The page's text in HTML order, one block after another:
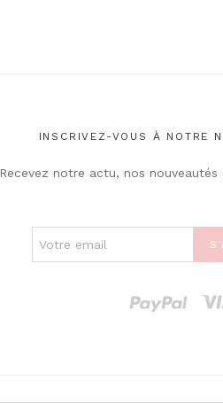
INSCRIVEZ-VOUS À NOTRE
Recevez notre actu, nos nouveautés